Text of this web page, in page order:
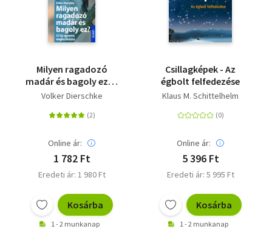
Történelem
Milyen ragadozó
madár és bagoly ez? -
52 faj egyszerű
Volker Dierschke
Online ár:
1 782 Ft
Eredeti ár: 1 980 Ft
Kosárba
1 - 2 munkanap
Csillagképek - Az
égbolt felfedezése
Klaus M. Schittelhelm
Online ár:
5 396 Ft
Eredeti ár: 5 995 Ft
Kosárba
1 - 2 munkanap